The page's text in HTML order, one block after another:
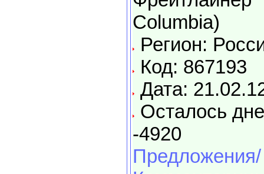
Columbia)
Регион:
Код: 867193
Дата:
Осталось
-4920
Предложения/